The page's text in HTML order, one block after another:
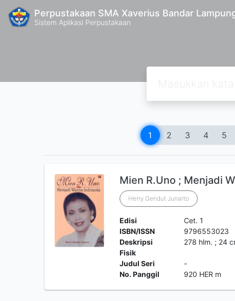
Perpustakaan SMA Xaverius Bandar
Sistem Aplikasi Perpustakaan
1 2 3 4 5
Mien R.Uno ; Menjadi
Herry Gendut Junarto
Edisi
Cet. 1
ISBN/ISSN
9796553023
Deskripsi
Fisik
278 hlm. ; 24
Judul Seri
-
No. Panggil
920 HER m